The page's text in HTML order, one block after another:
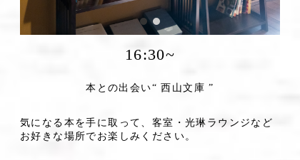
16:30~
本との出会い“ 西山文庫 ”
気になる本を手に取って、客室・光琳ラウンジなど
お好きな場所でお楽しみください。